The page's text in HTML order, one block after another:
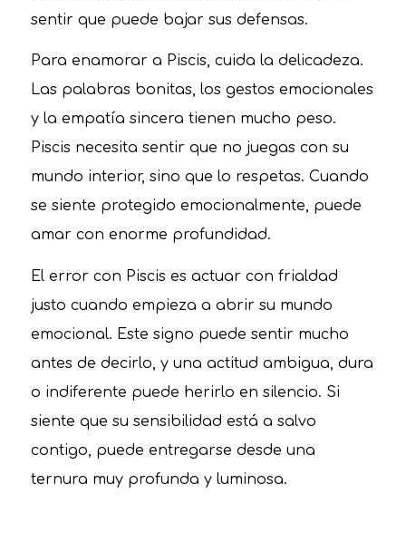
sentir que puede bajar sus defensas.
Para enamorar a Piscis, cuida la delicadeza.
Las palabras bonitas, los gestos emocionales
y la empatía sincera tienen mucho peso.
Piscis necesita sentir que no juegas con su
mundo interior, sino que lo respetas. Cuando
se siente protegido emocionalmente, puede
amar con enorme profundidad.
El error con Piscis es actuar con frialdad
justo cuando empieza a abrir su mundo
emocional. Este signo puede sentir mucho
antes de decirlo, y una actitud ambigua, dura
o indiferente puede herirlo en silencio. Si
siente que su sensibilidad está a salvo
contigo, puede entregarse desde una
ternura muy profunda y luminosa.